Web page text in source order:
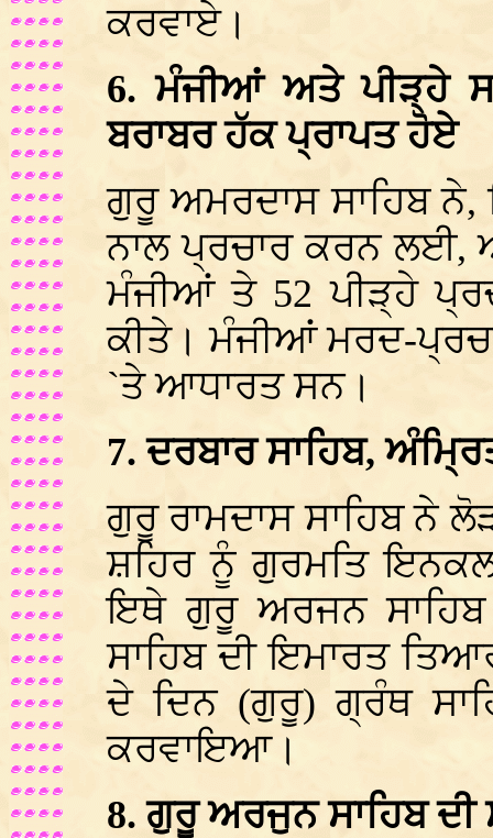
ਕਰਵਾਏ।
6. ਮੰਜੀਆਂ ਅਤੇ ਪੀੜ੍ਹੇ
ਬਰਾਬਰ ਹੱਕ ਪ੍ਰਾਪਤ ਹੋਏ
ਗੁਰੂ ਅਮਰਦਾਸ ਸਾਹਿਬ
ਨਾਲ ਪ੍ਰਚਾਰ ਕਰਨ
ਮੰਜੀਆਂ ਤੇ 52 ਪੀੜ੍ਹੇ
ਕੀਤੇ। ਮੰਜੀਆਂ ਮਰਦ-
`ਤੇ ਆਧਾਰਤ ਸਨ।
7. ਦਰਬਾਰ ਸਾਹਿਬ,
ਗੁਰੂ ਰਾਮਦਾਸ ਸਾਹਿਬ ਨੇ
ਸ਼ਹਿਰ ਨੂੰ ਗੁਰਮਤਿ
ਇਥੇ ਗੁਰੂ ਅਰਜਨ
ਸਾਹਿਬ ਦੀ ਇਮਾਰਤ
ਦੇ ਦਿਨ (ਗੁਰੂ) ਗ੍ਰੰਥ
ਕਰਵਾਇਆ।
8. ਗੁਰੂ ਅਰਜੁਨ ਸਾਹਿਬ ਦੀ